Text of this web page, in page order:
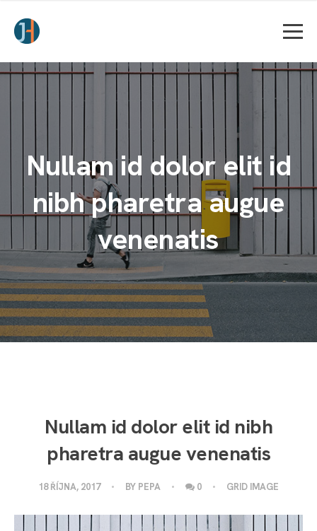
Nullam id dolor elit id
nibh pharetra augue
venenatis
Nullam id dolor elit id nibh
pharetra augue venenatis
18 ŘÍJNA, 2017 BY PEPA 0 GRID IMAGE